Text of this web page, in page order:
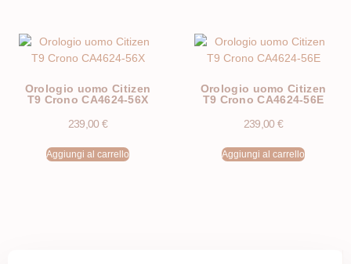
Orologio uomo Citizen
T9 Crono CA4624-56X
239,00 €
Aggiungi al carrello
Orologio uomo Citizen
T9 Crono CA4624-56E
239,00 €
Aggiungi al carrello